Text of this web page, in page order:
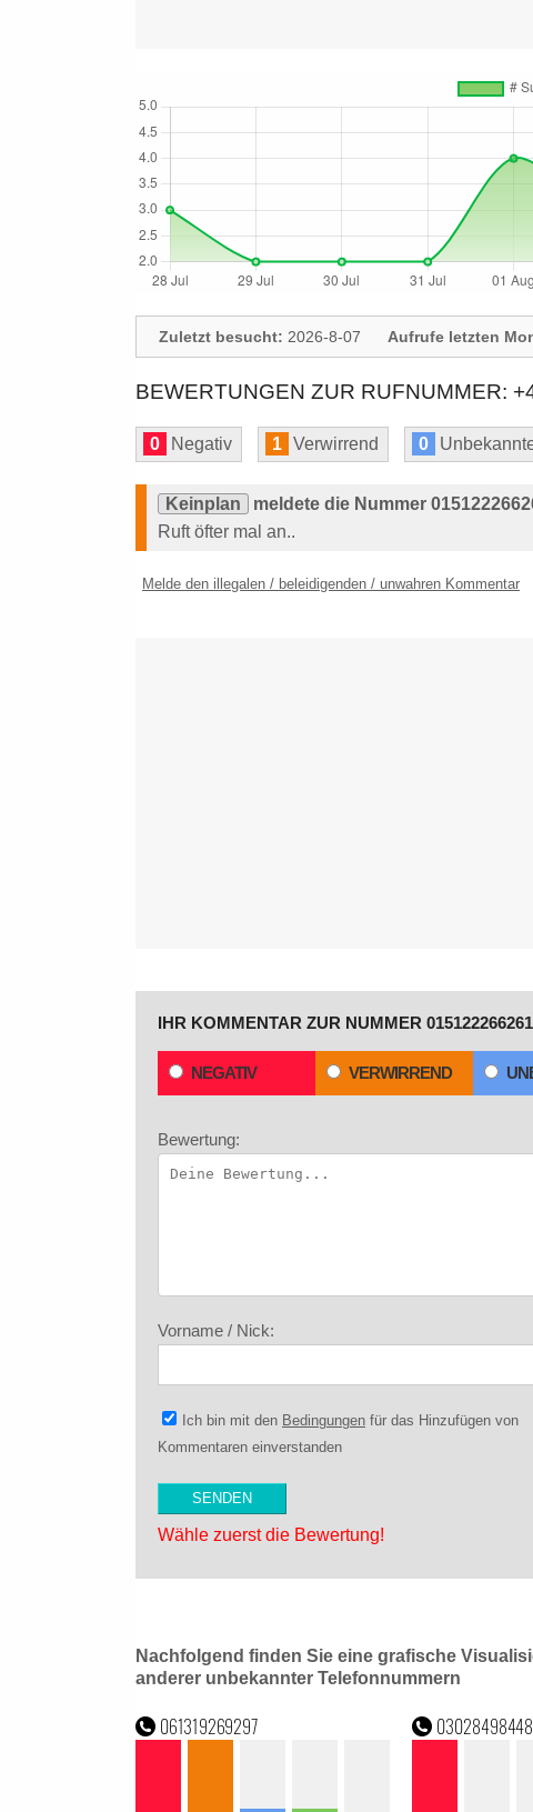
Zuletzt besucht: 2026-8-07 Aufrufe letzten
BEWERTUNGEN ZUR RUFNUMMER:
0 Negativ 1 Verwirrend 0
Keinplan
meldete die Nummer
Ruft öfter mal an..
Melde den illegalen / beleidigenden / unwahren Kommentar
IHR KOMMENTAR ZUR NUMMER 015122266261
NEGATIV VERWIRREND
Bewertung:
Vorname / Nick:
Ich bin mit den Bedingungen für das Hinzufügen von
Kommentaren einverstanden
Wähle zuerst die Bewertung!
Nachfolgend finden Sie eine grafische
anderer unbekannter Telefonnummern